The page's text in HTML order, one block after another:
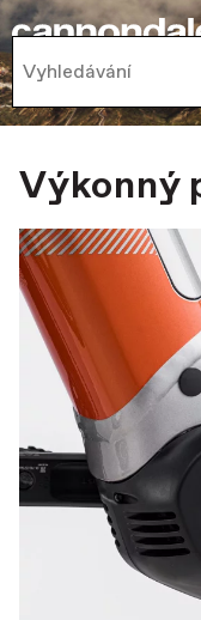
Výkonný